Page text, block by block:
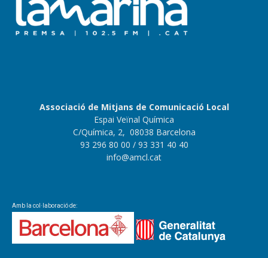
Associació de Mitjans de Comunicació Local
Espai Veïnal Química
C/Química, 2, 08038 Barcelona
93 296 80 00 / 93 331 40 40
info@amcl.cat
Amb la col·laboració de: